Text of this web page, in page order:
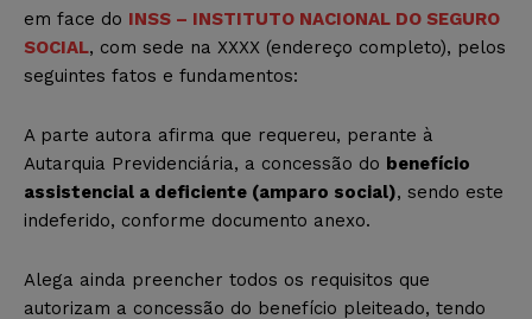
em face do INSS – INSTITUTO NACIONAL DO SEGURO
SOCIAL, com sede na XXXX (endereço completo), pelos
seguintes fatos e fundamentos:
A parte autora afirma que requereu, perante à
Autarquia Previdenciária, a concessão do benefício
assistencial a deficiente (amparo social), sendo este
indeferido, conforme documento anexo.
Alega ainda preencher todos os requisitos que
autorizam a concessão do benefício pleiteado, tendo